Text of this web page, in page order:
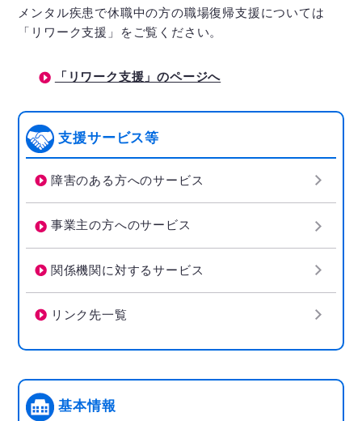
メンタル疾患で休職中の方の職場復帰支援については
「リワーク支援」をご覧ください。
「リワーク支援」のページへ
支援サービス等
障害のある方へのサービス
事業主の方へのサービス
関係機関に対するサービス
リンク先一覧
基本情報